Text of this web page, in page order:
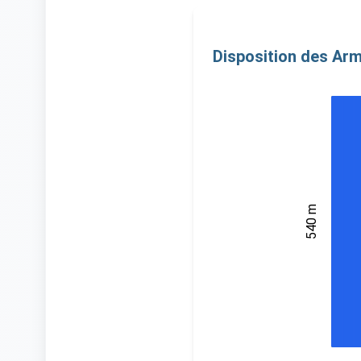
Disposition des
540 m